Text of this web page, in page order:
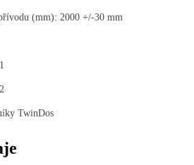
(mm): 2000 +/-30 mm
1
2
TwinDos